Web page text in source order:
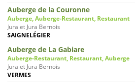
Auberge de la Couronne
Auberge, Auberge-Restaurant, Restaurant
Jura et Jura Bernois
SAIGNELÉGIER
Auberge de La Gabiare
Auberge-Restaurant, Restaurant, Auberge
Jura et Jura Bernois
VERMES